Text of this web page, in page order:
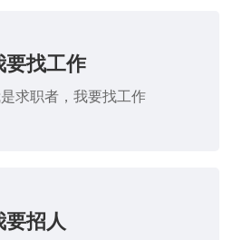
要找工作
求职者，我要找工作
要招人